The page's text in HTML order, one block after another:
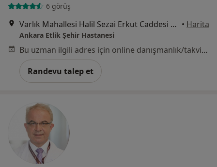
6 görüş
Varlık Mahallesi Halil Sezai Erkut Caddesi No:5, Yenimahalle • Harita
Ankara Etlik Şehir Hastanesi
Bu uzman ilgili adres için online danışmanlık/takvim sunmuyor.
Randevu talep et